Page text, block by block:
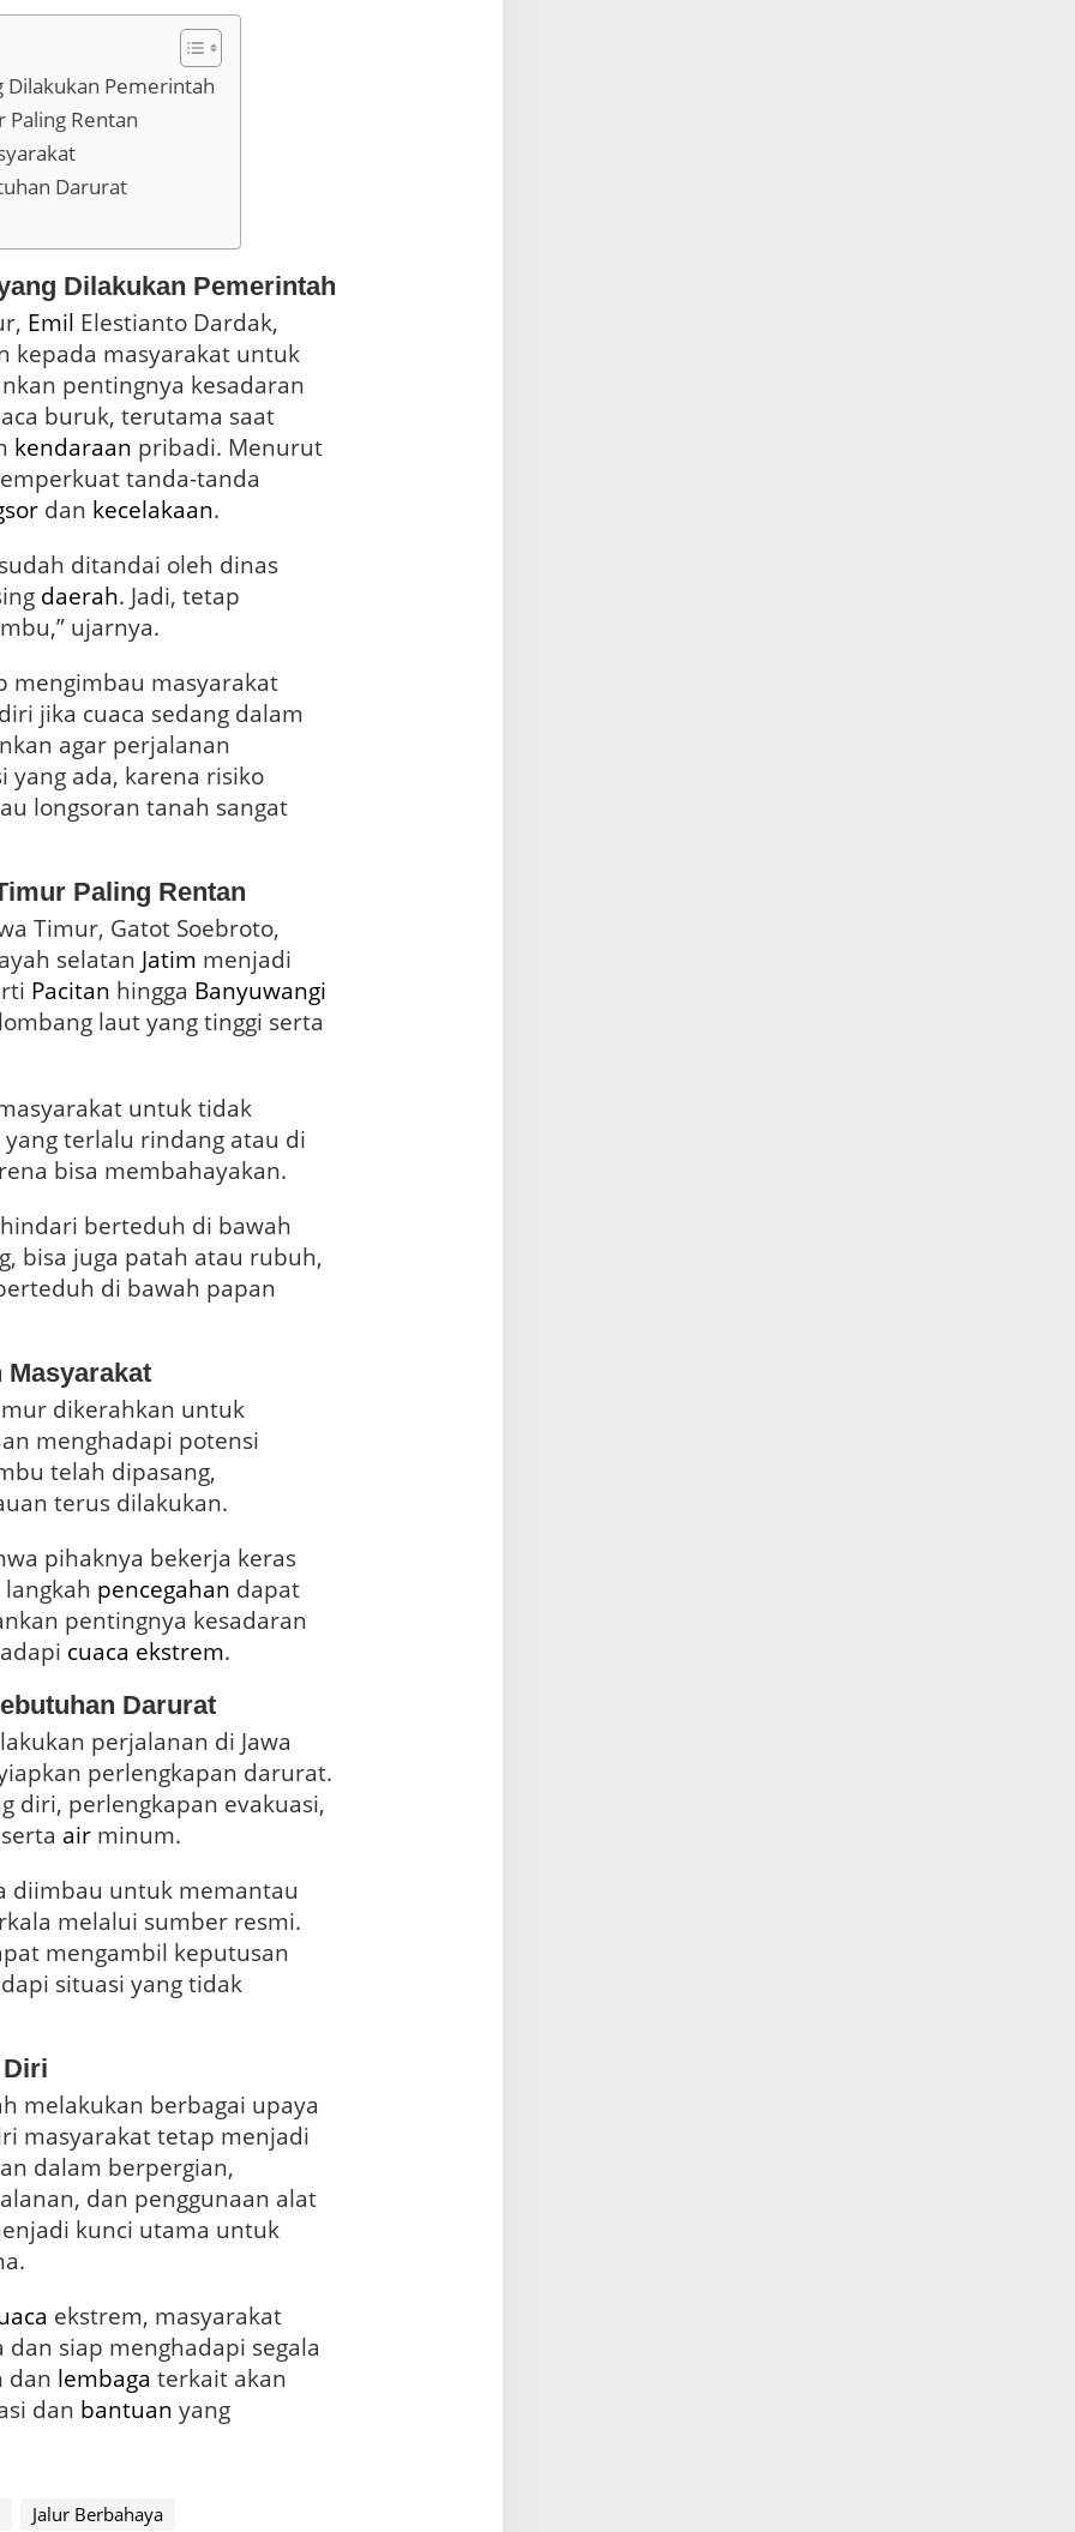
Dilakukan Pemerintah
Paling Rentan
Darurat
Dilakukan Pemerintah
Emil Elestianto Dardak,
kepada masyarakat untuk
pentingnya kesadaran
buruk, terutama saat
kendaraan pribadi. Menurut
tanda-tanda
dan kecelakaan.
ditandai oleh dinas
daerah. Jadi, tetap
ujarnya.
mengimbau masyarakat
jika cuaca sedang dalam
agar perjalanan
yang ada, karena risiko
longsoran tanah sangat
Paling Rentan
Timur, Gatot Soebroto,
selatan Jatim
Pacitan hingga Banyuwangi
laut yang tinggi serta
untuk tidak
terlalu rindang atau di
bisa membahayakan.
berteduh di bawah
bisa juga patah atau rubuh,
di bawah papan
Masyarakat
dikerahkan untuk
menghadapi potensi
terus dilakukan.
pihaknya bekerja keras
pencegahan dapat
pentingnya kesadaran
cuaca ekstrem.
Darurat
perjalanan di Jawa
perlengkapan darurat.
diri, perlengkapan evakuasi,
serta airminum.
diimbau untuk memantau
melalui sumber resmi.
mengambil keputusan
situasi yang tidak
melakukan berbagai upaya
masyarakat tetap menjadi
dalam berpergian,
penyesuaian rencana perjalanan, dan penggunaan alat
kunci utama untuk
ekstrem, masyarakat
siap menghadapi segala
dan lembaga terkait akan
dan bantuan yang
Jalur Berbahaya